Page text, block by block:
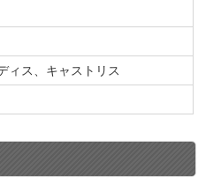
ィス、キャストリス